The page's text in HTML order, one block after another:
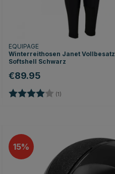
EQUIPAGE
Winterreithosen Janet Vollbesatz
Softshell Schwarz
€89.95
Bewertung: (1)
15